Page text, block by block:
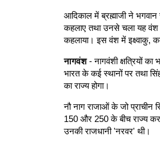
आदिकाल में ब्रह्माजी ने
कहलाए तथा उनसे चला यह वंश
कहलाया। इस वंश में इक्ष्वाकु,
नागवंश- नागवंशी क्षत्रियों
भारत के कई स्थानों पर तथा
का राज्य होगा।
नौ नाग राजाओं के जो प्राचीन
150 और 250 के बीच राज्य
उनकी राजधानी 'नरवर' थी।